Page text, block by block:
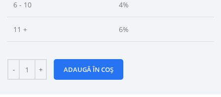
6 - 10 4%
11 + 6%
ADAUGĂ ÎN COȘ